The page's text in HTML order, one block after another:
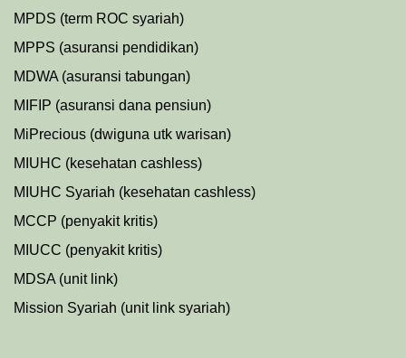
MPDS (term ROC syariah)
MPPS (asuransi pendidikan)
MDWA (asuransi tabungan)
MIFIP (asuransi dana pensiun)
MiPrecious (dwiguna utk warisan)
MIUHC (kesehatan cashless)
MIUHC Syariah (kesehatan cashless)
MCCP (penyakit kritis)
MIUCC (penyakit kritis)
MDSA (unit link)
Mission Syariah (unit link syariah)